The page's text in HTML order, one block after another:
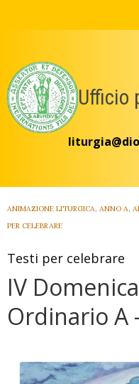
Ufficio
ANIMAZIONE LITURGICA, ANNO A,
PER CELEBRARE
Testi per celebrare
IV
Ordinario A